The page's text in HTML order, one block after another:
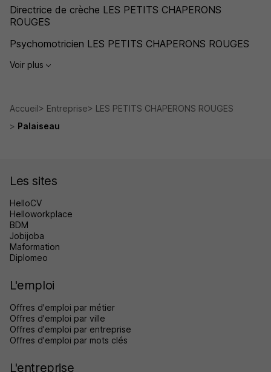
Directrice de crèche LES PETITS CHAPERONS
ROUGES
Psychomotricien LES PETITS CHAPERONS ROUGES
Voir plus
Accueil Entreprise
LES PETITS CHAPERONS ROUGES
Palaiseau
Les sites
HelloCV
Helloworkplace
BDM
Jobijoba
Maformation
Diplomeo
L'emploi
Offres d'emploi par métier
Offres d'emploi par ville
Offres d'emploi par entreprise
Offres d'emploi par mots clés
L'entreprise